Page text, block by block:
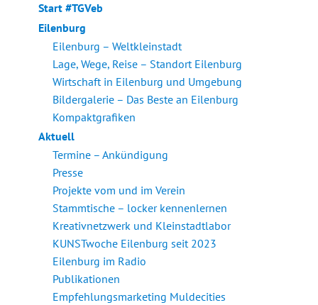
Start #TGVeb
Eilenburg
Eilenburg – Weltkleinstadt
Lage, Wege, Reise – Standort Eilenburg
Wirtschaft in Eilenburg und Umgebung
Bildergalerie – Das Beste an Eilenburg
Kompaktgrafiken
Aktuell
Termine – Ankündigung
Presse
Projekte vom und im Verein
Stammtische – locker kennenlernen
Kreativnetzwerk und Kleinstadtlabor
KUNSTwoche Eilenburg seit 2023
Eilenburg im Radio
Publikationen
Empfehlungsmarketing Muldecities